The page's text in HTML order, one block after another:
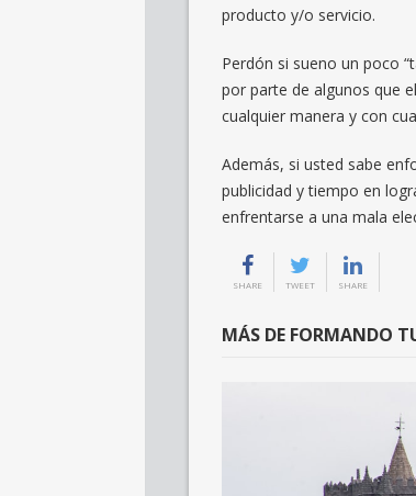
producto y/o servicio.
Perdón si sueno un poco
por parte de algunos que
cualquier manera y con
Además, si usted sabe
publicidad y tiempo en
enfrentarse a una mala
SHARE TWEET SHARE
MÁS DE FORMANDO